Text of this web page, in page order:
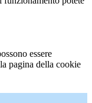
essere
pagina della cookie